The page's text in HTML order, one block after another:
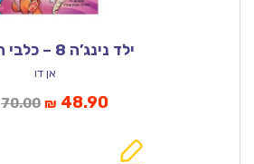
ילד נינג’ה 8 – כלבי הנינג’ה
אן דו
70.00המחיר
₪ 48.90המחיר
הוא: